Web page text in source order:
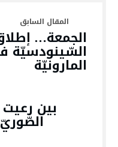
الجمعة…
السّينودسيّة
المارونيّة
بين رعيت